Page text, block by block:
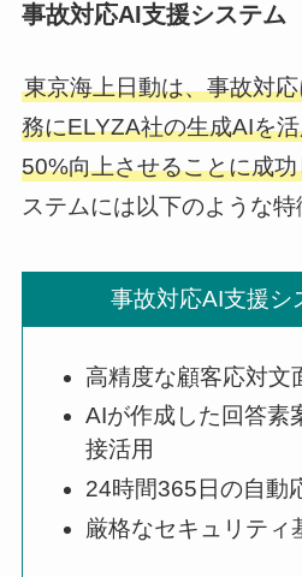
事故対応AI支援システム
東京海上日動は、事故対
務にELYZA社の生成AIを
50%向上させることに成
ステムには以下のような特
事故対応AI支援シ
高精度な顧客応対文
AIが作成した回答素
接活用
24時間365日の自動
厳格なセキュリティ